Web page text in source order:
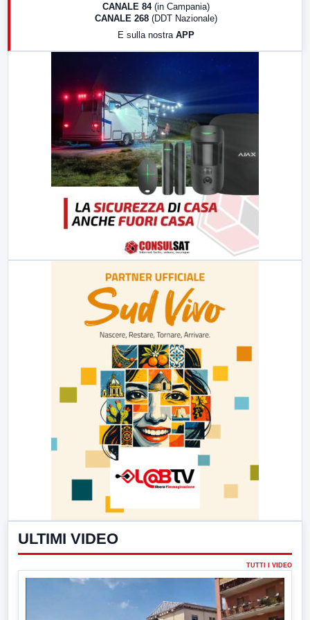
CANALE 84 (in Campania)
CANALE 268 (DDT Nazionale)
E sulla nostra APP
ULTIMI VIDEO
TUTTI I VIDEO